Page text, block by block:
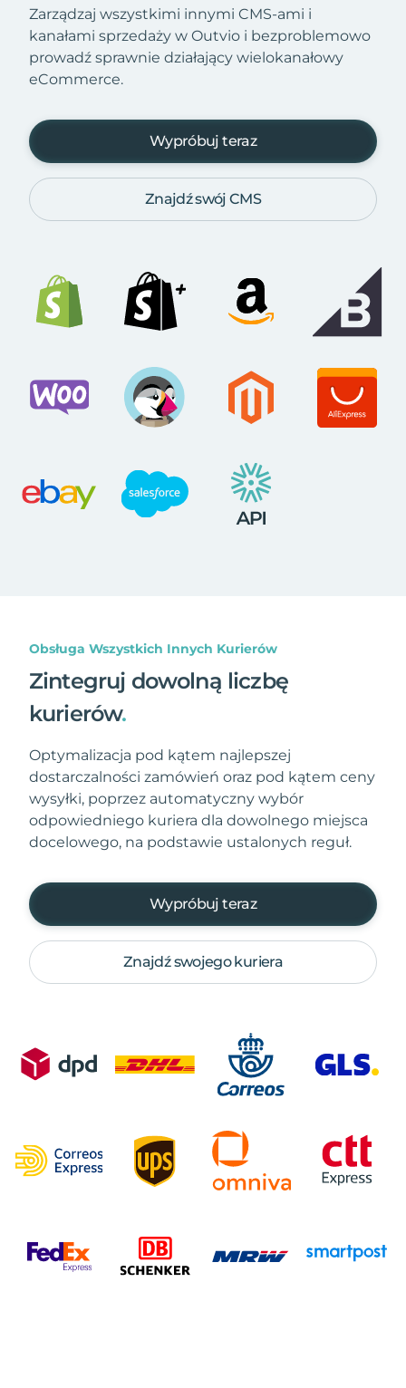
Zarządzaj wszystkimi innymi CMS-ami i
kanałami sprzedaży w Outvio i bezproblemowo
prowadź sprawnie działający wielokanałowy
eCommerce.
Wypróbuj teraz
Znajdź swój CMS
Obsługa Wszystkich Innych Kurierów
Zintegruj dowolną liczbę
kurierów.
Optymalizacja pod kątem najlepszej
dostarczalności zamówień oraz pod kątem ceny
wysyłki, poprzez automatyczny wybór
odpowiedniego kuriera dla dowolnego miejsca
docelowego, na podstawie ustalonych reguł.
Wypróbuj teraz
Znajdź swojego kuriera